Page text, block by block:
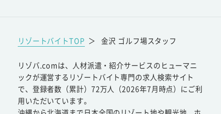
リゾートバイトTOP ＞ 金沢 ゴルフ場スタッフ
リゾバ.comは、人材派遣・紹介サービスのヒューマニ
ックが運営するリゾートバイト専門の求人検索サイト
で、登録者数（累計）72万人（2026年7月時点）にご利
用いただいています。